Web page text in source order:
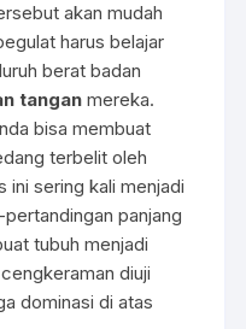
akan mudah
harus belajar
berat badan
tangan mereka.
bisa membuat
terbelit oleh
ini sering kali menjadi
panjang
tubuh menjadi
diuji
dominasi di atas